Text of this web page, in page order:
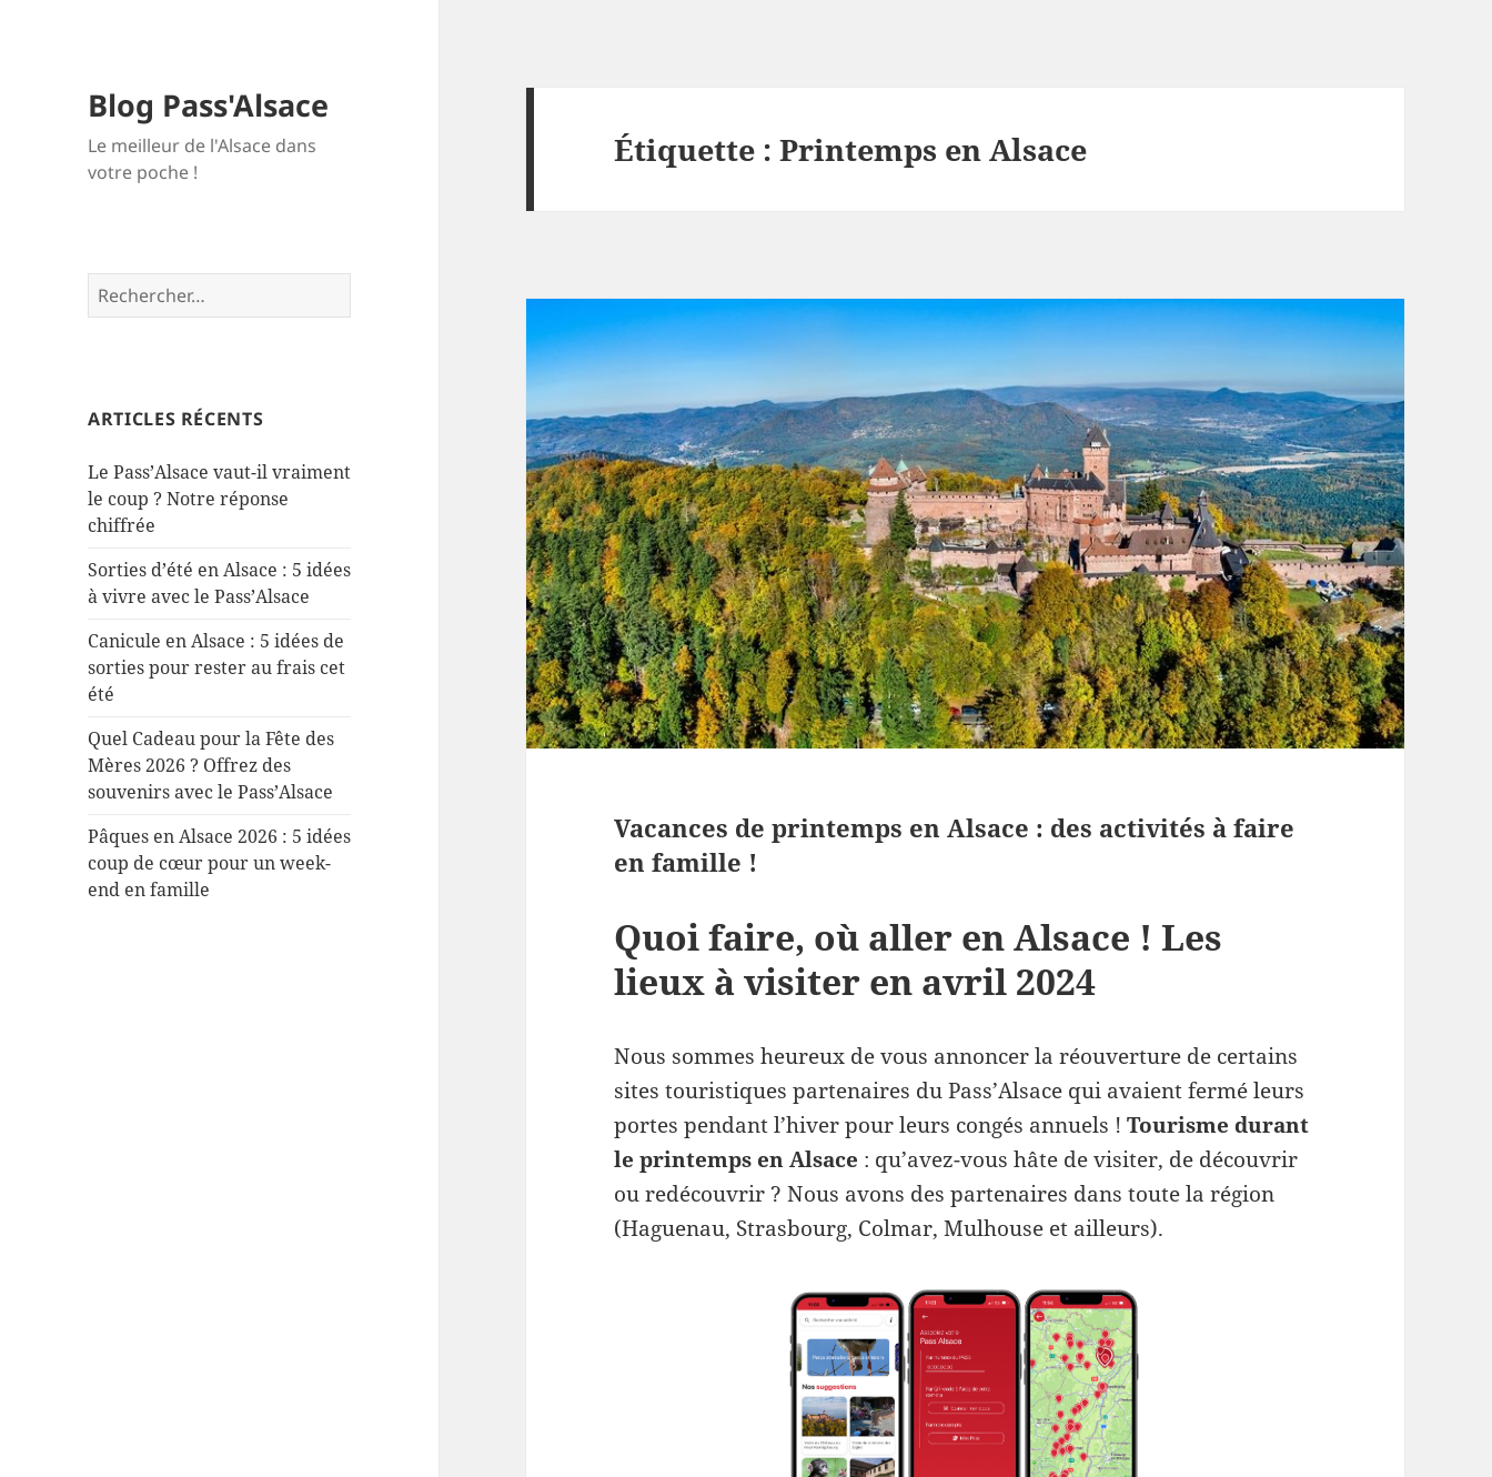
Blog Pass'Alsace
Le meilleur de l'Alsace dans
votre poche !
Rechercher :
ARTICLES RÉCENTS
Le Pass’Alsace vaut-il vraiment
le coup ? Notre réponse
chiffrée
Sorties d’été en Alsace : 5 idées
à vivre avec le Pass’Alsace
Canicule en Alsace : 5 idées de
sorties pour rester au frais cet
été
Quel Cadeau pour la Fête des
Mères 2026 ? Offrez des
souvenirs avec le Pass’Alsace
Pâques en Alsace 2026 : 5 idées
coup de cœur pour un week-
end en famille
Étiquette :Printemps en Alsace
Vacances de printemps en Alsace : des activités à faire
en famille !
Quoi faire, où aller en Alsace ! Les
lieux à visiter en avril 2024
Nous sommes heureux de vous annoncer la réouverture de certains
sites touristiques partenaires du Pass’Alsace qui avaient fermé leurs
portes pendant l’hiver pour leurs congés annuels !Tourisme durant
le printemps en Alsace : qu’avez-vous hâte de visiter, de découvrir
ou redécouvrir ? Nous avons des partenaires dans toute la région
(Haguenau, Strasbourg, Colmar, Mulhouse et ailleurs).